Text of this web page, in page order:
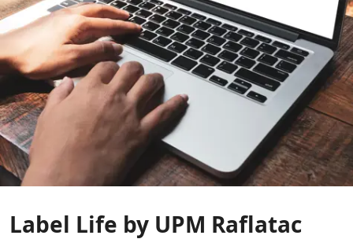
Label Life by UPM Raflatac